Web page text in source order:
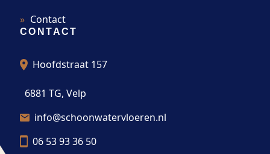
Contact
CONTACT
Hoofdstraat 157
6881 TG, Velp
info@schoonwatervloeren.nl
06 53 93 36 50